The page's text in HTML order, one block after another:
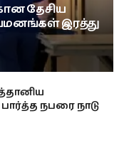
தேசிய
இரத்து
நபரை நாடு